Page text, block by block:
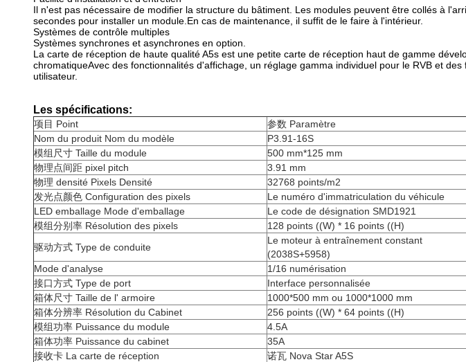
Il n'est pas nécessaire de modifier la structure du bâtiment. Les modules peuvent être collés à
secondes pour installer un module.En cas de maintenance, il suffit de le faire à l'intérieur.
Systèmes de contrôle multiples
Systèmes synchrones et asynchrones en option.
La carte de réception de haute qualité A5s est une petite carte de réception haut de gamme
chromatiqueAvec des fonctionnalités d'affichage, un réglage gamma individuel pour le RVB et
utilisateur.
Les spécifications:
项目 Point
参数 Paramètre
Nom du produit Nom du modèle
P3.91-16S
模组尺寸 Taille du module
500 mm*125 mm
物理点间距 pixel pitch
3.91 mm
物理 densité Pixels Densité
32768 points/m2
发光点颜色 Configuration des pixels
Le numéro d'immatriculation du véhicule
LED emballage Mode d'emballage
Le code de désignation SMD1921
模组分别率 Résolution des pixels
128 points ((W) * 16 points ((H)
驱动方式 Type de conduite
Le moteur à entraînement constant
(2038S+5958)
Mode d'analyse
1/16 numérisation
接口方式 Type de port
Interface personnalisée
箱体尺寸 Taille de l' armoire
1000*500 mm ou 1000*1000 mm
箱体分辨率 Résolution du Cabinet
256 points ((W) * 64 points ((H)
模组功率 Puissance du module
4.5A
箱体功率 Puissance du cabinet
35A
接收卡 La carte de réception
诺瓦 Nova Star A5S